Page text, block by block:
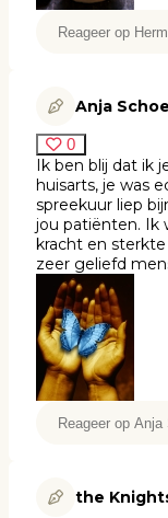
Anja
0
Ik ben blij dat ik
huisarts, je was
spreekuur liep
jou patiënten. Ik
kracht en
zeer geliefd
the